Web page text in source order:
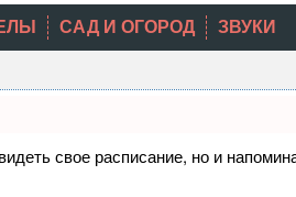
САД И ОГОРОД ЗВУКИ
свое расписание, но и